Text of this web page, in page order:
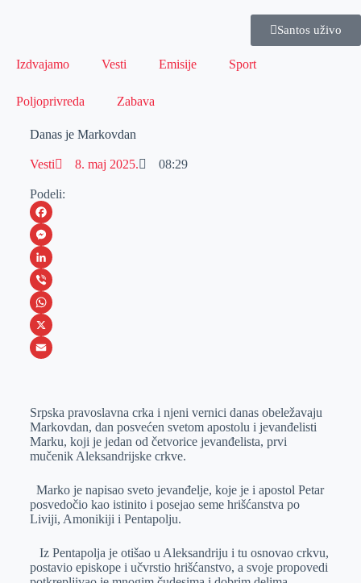
Santos uživo
Izdvajamo Vesti Emisije Sport
Poljoprivreda Zabava
Danas je Markovdan
Vesti 8. maj 2025. 08:29
Podeli:
F
a
c
e
b
o
M
e
s
s
e
e
r
L
i
n
k
I
n
V
i
b
W
h
s
A
p
X
a
i
l
Srpska pravoslavna crka i njeni vernici danas obeležavaju
Markovdan, dan posvećen svetom apostolu i jevanđelisti
Marku, koji je jedan od četvorice jevanđelista, prvi
mučenik Aleksandrijske crkve.
Marko je napisao sveto jevanđelje, koje je i apostol Petar
posvedočio kao istinito i posejao seme hrišćanstva po
Liviji, Amonikiji i Pentapolju.
Iz Pentapolja je otišao u Aleksandriju i tu osnovao crkvu,
postavio episkope i učvrstio hrišćanstvo, a svoje propovedi